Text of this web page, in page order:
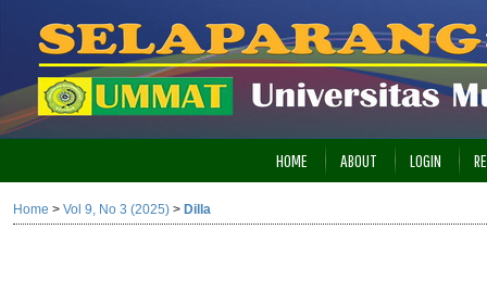
HOME ABOUT LOGIN
Home > Vol 9, No 3 (2025) > Dilla